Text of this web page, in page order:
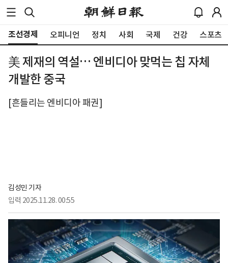
조선경제 오피니언 정치 사회 국제 건강 스포츠
美 제재의 역설… 엔비디아 맞먹는 칩 자체
개발한 중국
[흔들리는 엔비디아 패권]
김성민 기자
입력 2025.11.28. 00:55